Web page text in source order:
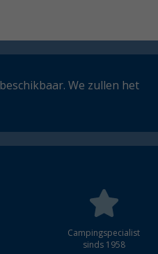
We zullen het
Campingspecialist
sinds 1958